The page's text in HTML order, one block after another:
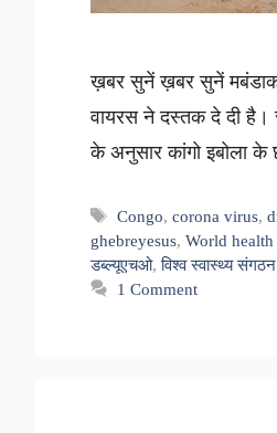
ख़बर सुनें ख़बर सुनें
वायरस ने दस्तक दे दी है।
के अनुसार कांगो इबोला
Tags
Congo,corona virus,
ghebreyesus, World
डब्ल्यूएचओ,विश्व स्वास्थ्य संगठन
1 Comment